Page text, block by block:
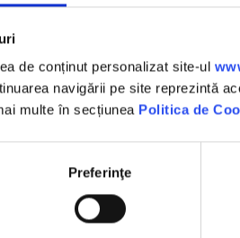
de conținut personalizat site-ul
navigării pe site reprezintă
multe în secțiunea Politica de
PreferinţeLa livrare,
împreună cu